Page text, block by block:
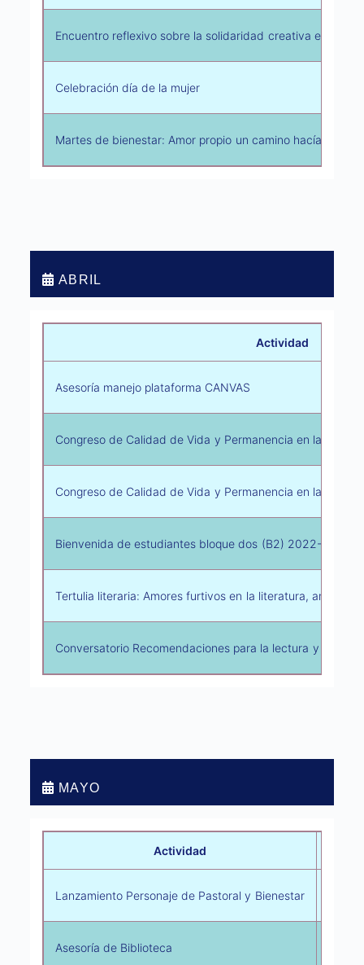
Encuentro reflexivo sobre la solidaridad creativa en
Celebración día de la mujer
Martes de bienestar: Amor propio un camino hacía el
ABRIL
Actividad
Asesoría manejo plataforma CANVAS
Congreso de Calidad de Vida y Permanencia en la
Congreso de Calidad de Vida y Permanencia en la
Bienvenida de estudiantes bloque dos (B2) 2022-1
Tertulia literaria: Amores furtivos en la literatura, amores
Conversatorio Recomendaciones para la lectura y la
MAYO
Actividad
Lanzamiento Personaje de Pastoral y Bienestar
Asesoría de Biblioteca